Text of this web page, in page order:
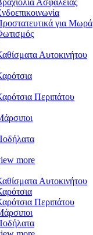
Ασφαλείας
για Μωρά
Αυτοκινήτου
Περιπάτου
more
Αυτοκινήτου
Περιπάτου